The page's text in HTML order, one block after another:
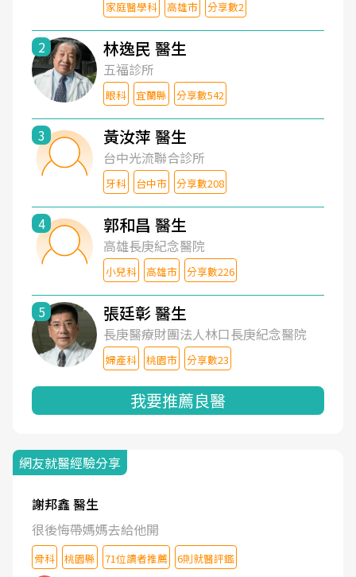
家庭醫學科 高雄市 分享數2
2 林逸民 醫生
五福診所
眼科 宜蘭縣 分享數542
3 黃汝萍 醫生
台中光流聯合診所
牙科 台中市 分享數208
4 郭和昌 醫生
高雄長庚紀念醫院
小兒科 高雄市 分享數226
5 張廷彰 醫生
長庚醫療財團法人林口長庚紀念醫院
婦產科 桃園市 分享數23
我要推薦良醫
網友就醫經驗分享
謝邦鑫 醫生
很後悔帶媽媽去給他開
骨科 桃園縣 71位讀者推薦 6則就醫評鑑